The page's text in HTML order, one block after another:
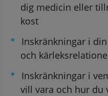
dig medicin eller
kost
Inskränkningar i
och
Inskränkningar i
vill vara och hur du